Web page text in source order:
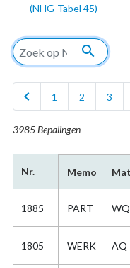
(NHG-Tabel 45)
search
chevron_left 1 2 3
3985 Bepalingen
Nr. Memo
1885 PART WQ
1805 WERK AQ